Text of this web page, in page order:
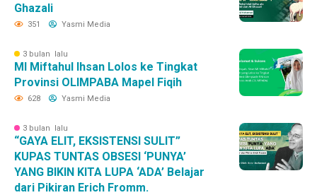
Ghazali
351 Yasmi Media
3 bulan lalu
MI Miftahul Ihsan Lolos ke Tingkat
Provinsi OLIMPABA Mapel Fiqih
628 Yasmi Media
3 bulan lalu
“GAYA ELIT, EKSISTENSI SULIT”
KUPAS TUNTAS OBSESI ‘PUNYA’
YANG BIKIN KITA LUPA ‘ADA’ Belajar
dari Pikiran Erich Fromm.